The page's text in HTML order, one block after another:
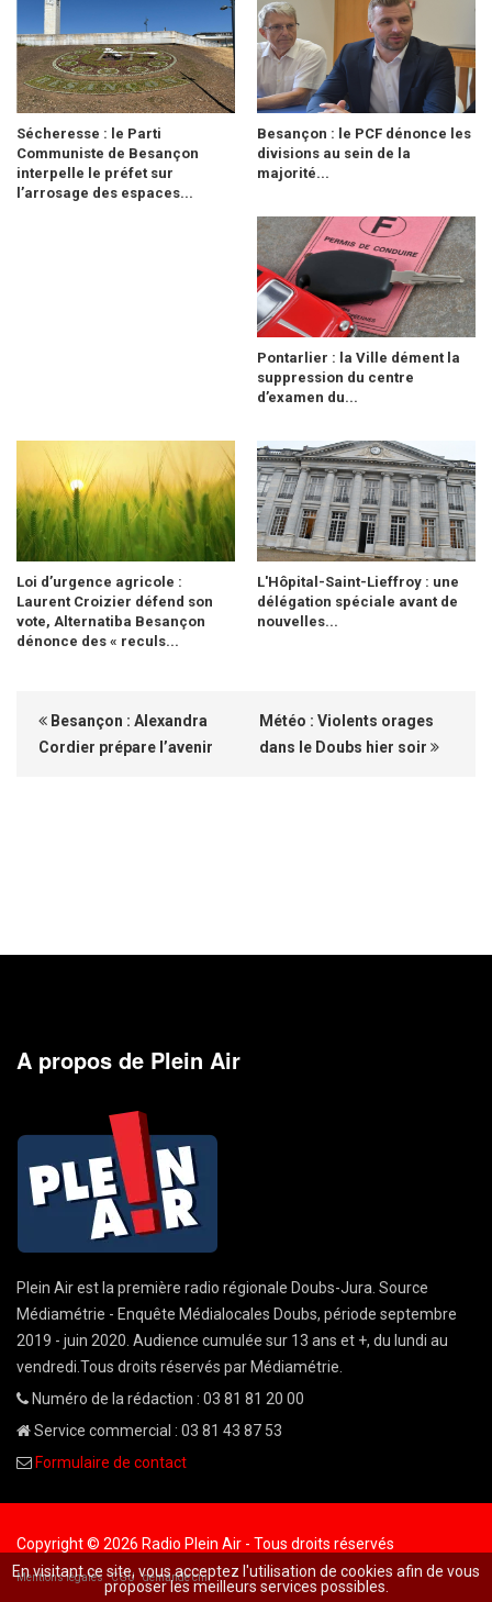
Sécheresse : le Parti
Communiste de Besançon
interpelle le préfet sur
l’arrosage des espaces...
Besançon : le PCF dénonce les
divisions au sein de la
majorité...
Pontarlier : la Ville dément la
suppression du centre
d’examen du...
Loi d’urgence agricole :
Laurent Croizier défend son
vote, Alternatiba Besançon
dénonce des « reculs...
L'Hôpital-Saint-Lieffroy : une
délégation spéciale avant de
nouvelles...
Besançon : Alexandra
Cordier prépare l’avenir
Météo : Violents orages
dans le Doubs hier soir
A propos de Plein Air
Plein Air est la première radio régionale Doubs-Jura. Source
Médiamétrie - Enquête Médialocales Doubs, période septembre
2019 - juin 2020. Audience cumulée sur 13 ans et +, du lundi au
vendredi.Tous droits réservés par Médiamétrie.
Numéro de la rédaction : 03 81 81 20 00
Service commercial : 03 81 43 87 53
Formulaire de contact
Copyright © 2026 Radio Plein Air - Tous droits réservés
Mentions légales CGU demande cnil
En visitant ce site, vous acceptez l'utilisation de cookies afin de vous
proposer les meilleurs services possibles.